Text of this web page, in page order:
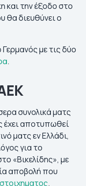
και την έξοδο στο
θα διευθύνει ο
με τις δύο
.
συνολικά ματς
έχει αποτυπωθεί
ματς εν Ελλάδι,
για το
«Βικελίδης», με
αποβολή που
.